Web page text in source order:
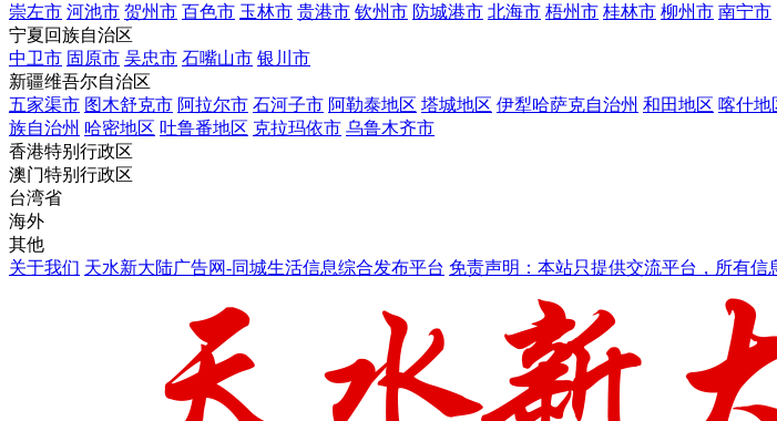
崇左市 河池市 贺州市 百色市 玉林市 贵港市 钦州市 防城港市 北海市 梧州市 桂林市 柳州市 南宁市
宁夏回族自治区
中卫市 固原市 吴忠市 石嘴山市 银川市
新疆维吾尔自治区
五家渠市 图木舒克市 阿拉尔市 石河子市 阿勒泰地区 塔城地区 伊犁哈萨克自治州 和田地区 喀什地
族自治州 哈密地区 吐鲁番地区 克拉玛依市 乌鲁木齐市
香港特别行政区
澳门特别行政区
台湾省
海外
其他
关于我们 天水新大陆广告网-同城生活信息综合发布平台 免责声明：本站只提供交流平台，所有信